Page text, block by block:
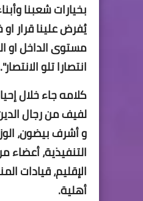
بخيارات شعبنا
يُفرض علينا قرار
مستوى الداخل او
انتصارا تلو الانتصار".
كلامه جاء خلال
لفيف من رجال
و أشرف بيضون،
التنفيذية،
الإقليم، قيادات
أهلية.